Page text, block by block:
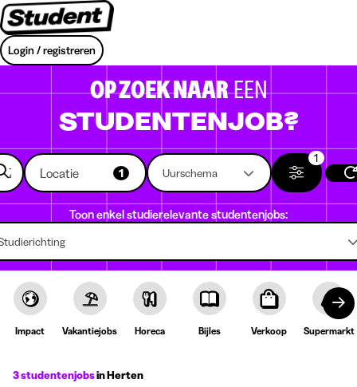
Login / registreren
OP ZOEK NAAREEN
STUDENTENJOB?
Locatie 1 Uurschema
1
Toon enkel studierelevante studentenjobs:
Impact Vakantiejobs Horeca Bijles Verkoop Supermarkt
3 studentenjobsin Herten